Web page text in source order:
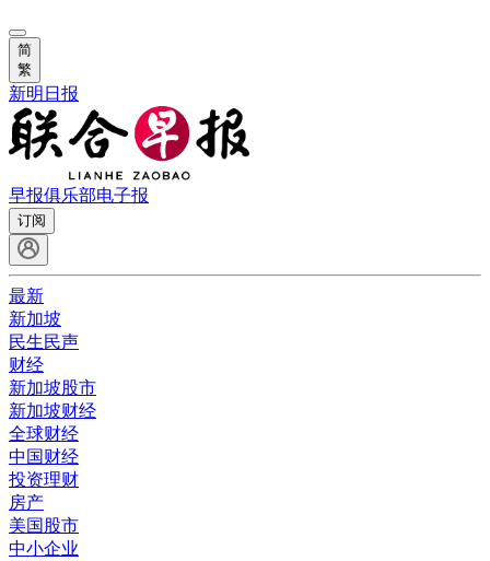
简
繁
新明日报
早报俱乐部电子报
订阅
最新
新加坡
民生民声
财经
新加坡股市
新加坡财经
全球财经
中国财经
投资理财
房产
美国股市
中小企业